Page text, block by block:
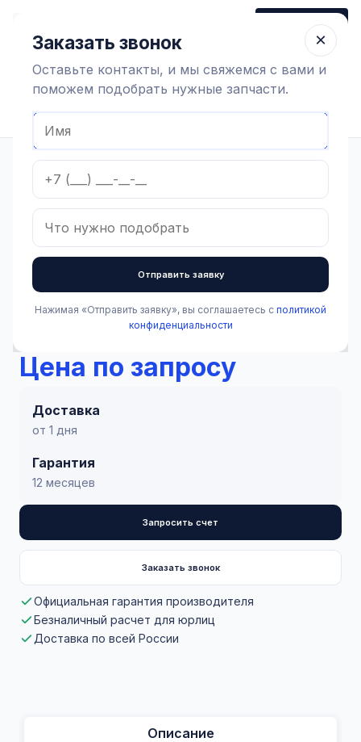
Заказать звонок
Содержание коров
Шарнир/соединение рамы для крышки, 100.676
В наличии
Шарнир/соединение
рамы для крышки,
100.676
Цена по запросу
Доставка
от 1 дня
Гарантия
12 месяцев
Запросить счет
Заказать звонок
Официальная гарантия производителя
Безналичный расчет для юрлиц
Доставка по всей России
Описание
×
Заказать звонок
Оставьте контакты, и мы свяжемся с вами и
поможем подобрать нужные запчасти.
Отправить заявку
Нажимая «Отправить заявку», вы соглашаетесь с политикой
конфиденциальности